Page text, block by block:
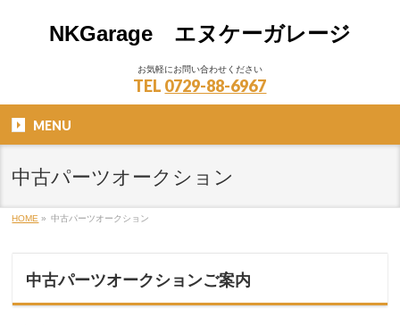
NKGarage エヌケーガレージ
お気軽にお問い合わせください
TEL 0729-88-6967
MENU
中古パーツオークション
HOME » 中古パーツオークション
中古パーツオークションご案内